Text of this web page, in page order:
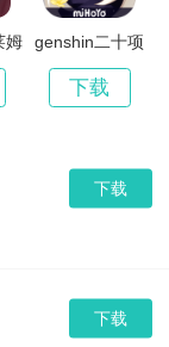
姆
genshin二十项
下载
下载
下载